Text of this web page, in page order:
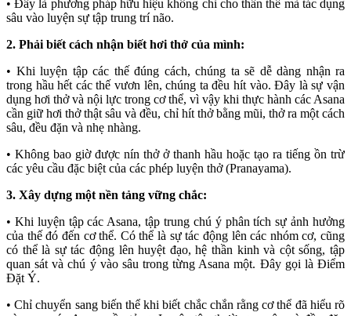
• Đây là phương pháp hữu hiệu không chỉ cho thân thể mà tác dụng
sâu vào luyện sự tập trung trí não.
2. Phải biết cách nhận biết hơi thở của mình:
• Khi luyện tập các thế đúng cách, chúng ta sẽ dễ dàng nhận ra
trong hầu hết các thế vươn lên, chúng ta đều hít vào. Đây là sự vận
dụng hơi thở và nội lực trong cơ thể, vì vậy khi thực hành các Asana
cần giữ hơi thở thật sâu và đều, chỉ hít thở bằng mũi, thở ra một cách
sâu, đều đặn và nhẹ nhàng.
• Không bao giờ được nín thở ở thanh hầu hoặc tạo ra tiếng ồn trừ
các yêu cầu đặc biệt của các phép luyện thở (Pranayama).
3. Xây dựng một nền tảng vững chắc:
• Khi luyện tập các Asana, tập trung chú ý phân tích sự ảnh hưởng
của thế đó đến cơ thể. Có thể là sự tác động lên các nhóm cơ, cũng
có thể là sự tác động lên huyệt đạo, hệ thần kinh và cột sống, tập
quan sát và chú ý vào sâu trong từng Asana một. Đây gọi là Điểm
Đặt Ý.
• Chỉ chuyển sang biến thể khi biết chắc chắn rằng cơ thể đã hiểu rõ